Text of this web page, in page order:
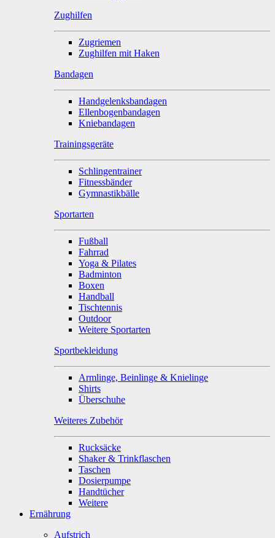
Zughilfen
Zugriemen
Zughilfen mit Haken
Bandagen
Handgelenksbandagen
Ellenbogenbandagen
Kniebandagen
Trainingsgeräte
Schlingentrainer
Fitnessbänder
Gymnastikbälle
Sportarten
Fußball
Fahrrad
Yoga & Pilates
Badminton
Boxen
Handball
Tischtennis
Outdoor
Weitere Sportarten
Sportbekleidung
Armlinge, Beinlinge & Knielinge
Shirts
Überschuhe
Weiteres Zubehör
Rucksäcke
Shaker & Trinkflaschen
Taschen
Dosierpumpe
Handtücher
Weitere
Ernährung
Aufstrich